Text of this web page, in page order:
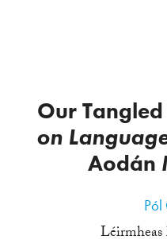
Our Tangled
on
Aodán
Léirmheas